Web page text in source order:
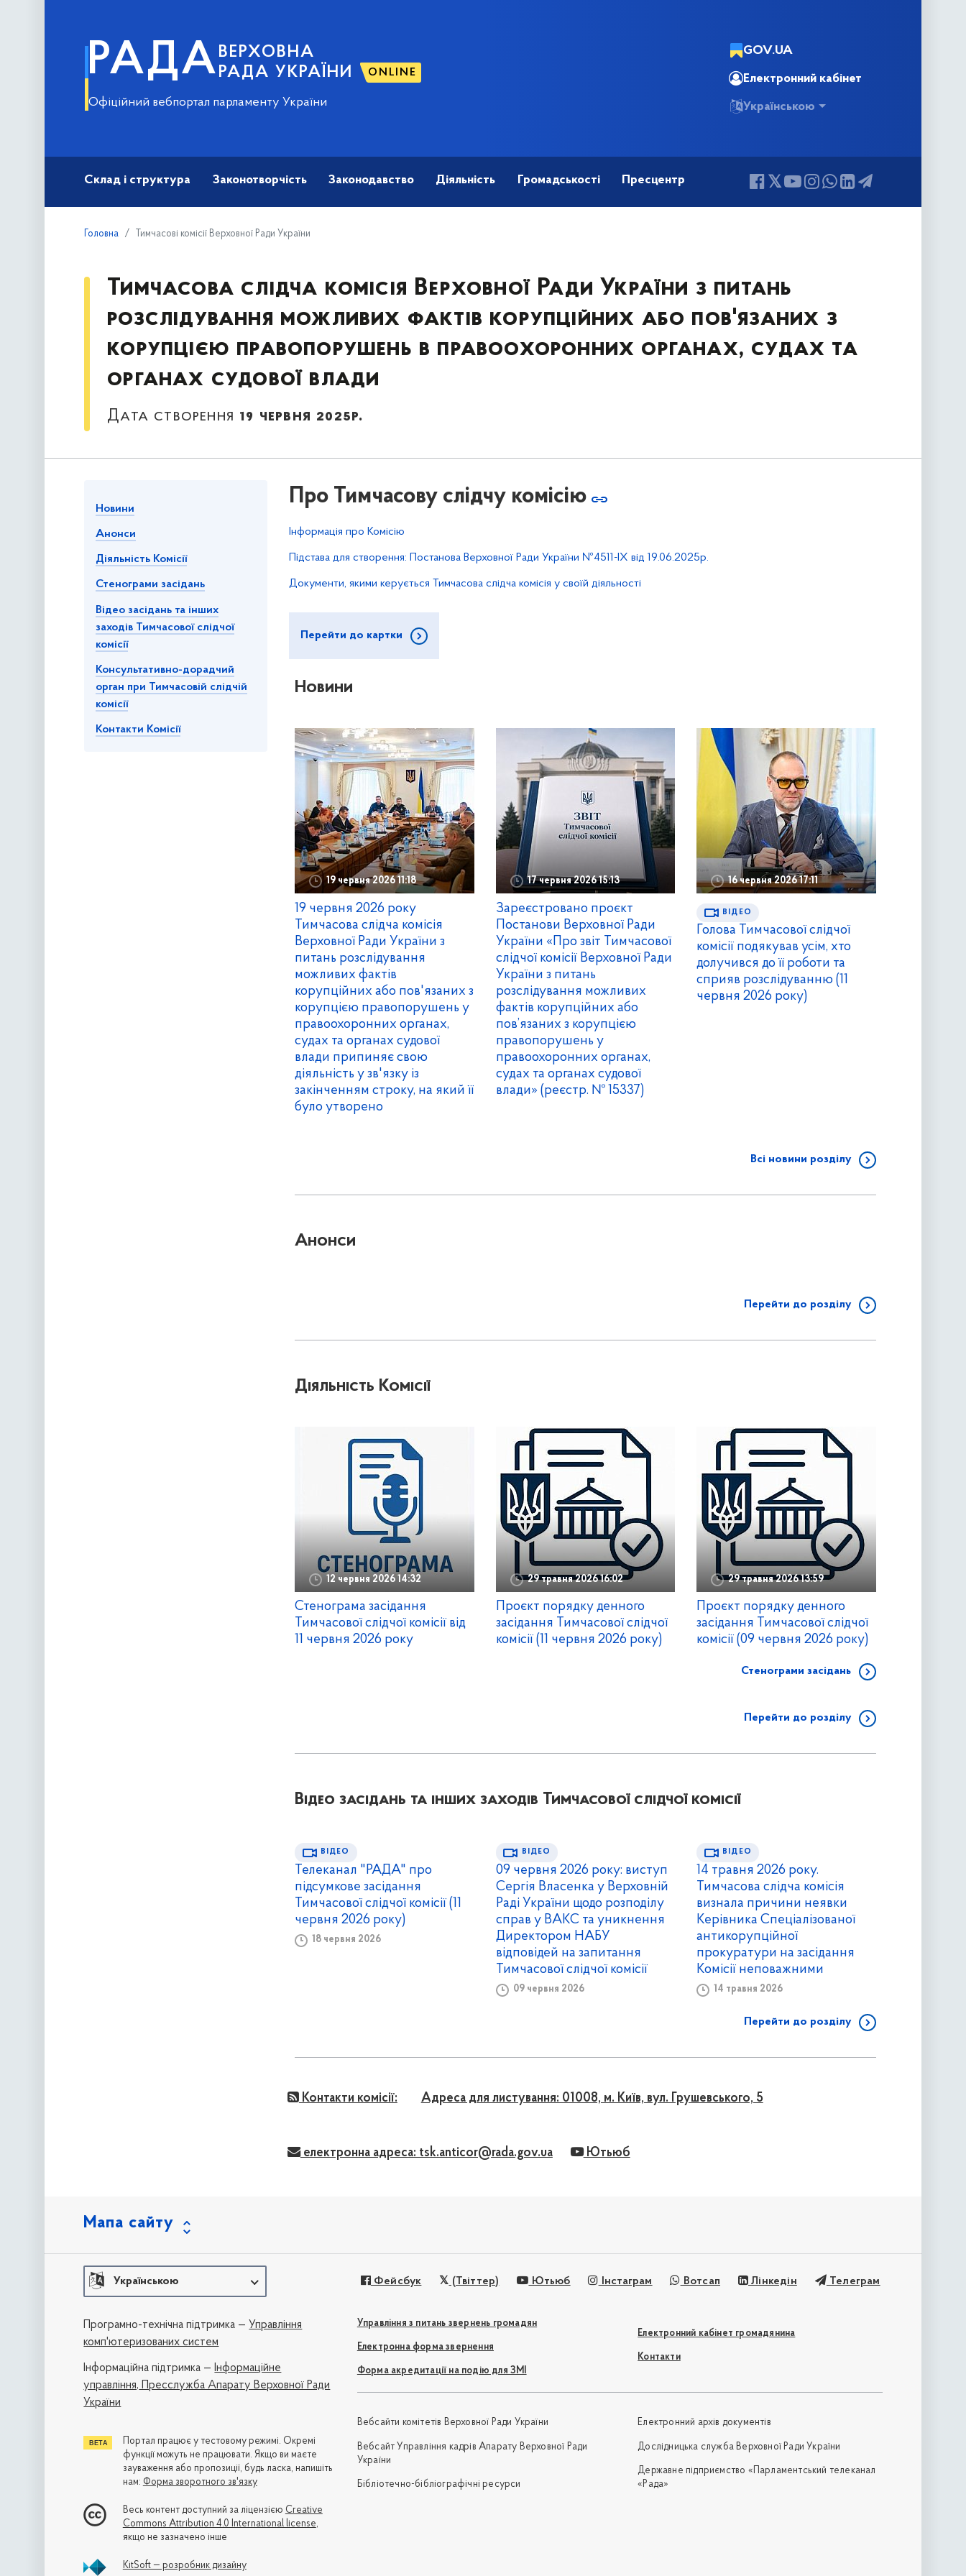
РАДА ВЕРХОВНА
РАДА УКРАЇНИ
ONLINE
Офіційний вебпортал парламенту України
GOV.UA
Електронний кабінет
Українською
Склад і структура Законотворчість Законодавство Діяльність Громадськості Пресцентр
Головна Тимчасові комісії Верховної Ради України
Тимчасова слідча комісія Верховної Ради України з питань
розслідування можливих фактів корупційних або пов'язаних з
корупцією правопорушень в правоохоронних органах, судах та
органах судової влади
Дата створення 19 червня 2025р.
Новини
Анонси
Діяльність Комісії
Стенограми засідань
Відео засідань та інших
заходів Тимчасової слідчої
комісії
Консультативно-дорадчий
орган при Тимчасовій слідчій
комісії
Контакти Комісії
Про Тимчасову слідчу комісію
Інформація про Комісію
Підстава для створення: Постанова Верховної Ради України №4511-IX від 19.06.2025р.
Документи, якими керується Тимчасова слідча комісія у своїй діяльності
Перейти до картки
Новини
19 червня 2026 11:18
19 червня 2026 року
Тимчасова слідча комісія
Верховної Ради України з
питань розслідування
можливих фактів
корупційних або пов'язаних з
корупцією правопорушень у
правоохоронних органах,
судах та органах судової
влади припиняє свою
діяльність у зв'язку із
закінченням строку, на який її
було утворено
17 червня 2026 15:13
Зареєстровано проєкт
Постанови Верховної Ради
України «Про звіт Тимчасової
слідчої комісії Верховної Ради
України з питань
розслідування можливих
фактів корупційних або
пов’язаних з корупцією
правопорушень у
правоохоронних органах,
судах та органах судової
влади» (реєстр. № 15337)
16 червня 2026 17:11
ВІДЕО
Голова Тимчасової слідчої
комісії подякував усім, хто
долучився до її роботи та
сприяв розслідуванню (11
червня 2026 року)
Всі новини розділу
Анонси
Перейти до розділу
Діяльність Комісії
12 червня 2026 14:32
Стенограма засідання
Тимчасової слідчої комісії від
11 червня 2026 року
29 травня 2026 16:02
Проєкт порядку денного
засідання Тимчасової слідчої
комісії (11 червня 2026 року)
29 травня 2026 13:59
Проєкт порядку денного
засідання Тимчасової слідчої
комісії (09 червня 2026 року)
Стенограми засідань
Перейти до розділу
Відео засідань та інших заходів Тимчасової слідчої комісії
ВІДЕО
Телеканал "РАДА" про
підсумкове засідання
Тимчасової слідчої комісії (11
червня 2026 року)
18 червня 2026
ВІДЕО
09 червня 2026 року: виступ
Сергія Власенка у Верховній
Раді України щодо розподілу
справ у ВАКС та уникнення
Директором НАБУ
відповідей на запитання
Тимчасової слідчої комісії
09 червня 2026
ВІДЕО
14 травня 2026 року.
Тимчасова слідча комісія
визнала причини неявки
Керівника Спеціалізованої
антикорупційної
прокуратури на засідання
Комісії неповажними
14 травня 2026
Перейти до розділу
Контакти комісії: Адресa для листування: 01008, м. Київ, вул. Грушевського, 5
електронна адреса: tsk.anticor@rada.gov.ua Ютьюб
Мапа сайту
Українською Фейсбук (Твіттер) Ютьюб Інстаграм Вотсап Лінкедін Телеграм
Управління з питань звернень громадян
Електронна форма звернення
Форма акредитації на подію для ЗМІ
Електронний кабінет громадянина
Контакти
Вебсайти комітетів Верховної Ради України
Вебсайт Управління кадрів Апарату Верховної Ради
України
Бібліотечно-бібліографічні ресурси
Електронний архів документів
Дослідницька служба Верховної Ради України
Державне підприємство «Парламентський телеканал
«Рада»
Програмно-технічна підтримка — Управління
комп'ютеризованих систем
Iнформаційна підтримка — Інформаційне
управління, Пресслужба Апарату Верховної Ради
України
Портал працює у тестовому режимі. Окремі
функції можуть не працювати. Якщо ви маєте
зауваження або пропозиції, будь ласка, напишіть
нам: Форма зворотного зв'язку
Весь контент доступний за ліцензією Creative
Commons Attribution 4.0 International license,
якщо не зазначено інше
KitSoft — розробник дизайну